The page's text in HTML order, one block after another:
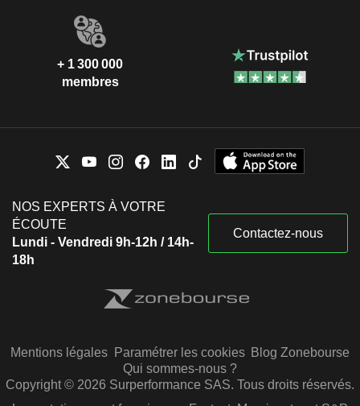
+ 1 300 000
membres
NOS EXPERTS À VOTRE
ÉCOUTE
Lundi - Vendredi 9h-12h / 14h-
18h
Contactez-nous
Mentions légales Paramétrer les cookies Blog Zonebourse
Qui sommes-nous ?
Copyright © 2026 Surperformance SAS. Tous droits réservés.